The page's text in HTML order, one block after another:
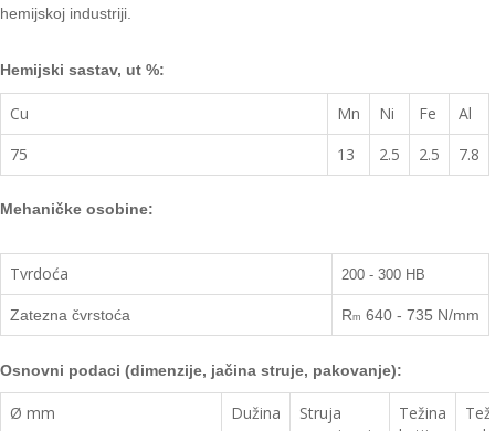
hemijskoj industriji.
Hemijski sastav, ut %:
Cu Mn Ni Fe
Al
75
13 2.5 2.5 7.8
Mehaničke osobine:
Tvrdoća 200 - 300 HB
Zatezna čvrstoća Rm 640 - 735 N/mm
Osnovni podaci (dimenzije, jačina struje, pakovanje):
Ø mm
Dužina
Struja
Težina